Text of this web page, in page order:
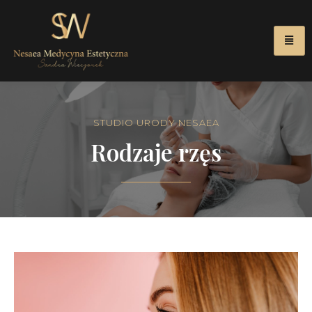
STUDIO URODY NESAEA
Rodzaje rzęs